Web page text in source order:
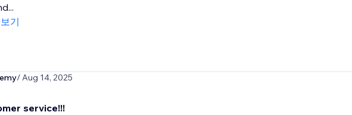
기
/ Aug 14, 2025
service!!!